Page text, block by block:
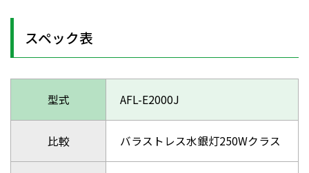
スペック表
型式 AFL-E2000J
比較 バラストレス水銀灯250Wクラス